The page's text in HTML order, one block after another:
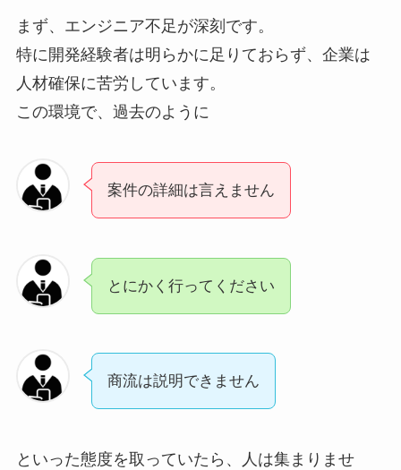
まず、エンジニア不足が深刻です。
特に開発経験者は明らかに足りておらず、企業は
人材確保に苦労しています。
この環境で、過去のように
案件の詳細は言えません
とにかく行ってください
商流は説明できません
といった態度を取っていたら、人は集まりませ